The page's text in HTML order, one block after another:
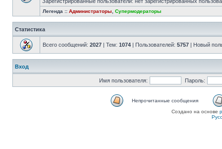
Легенда :: Администраторы Супермодераторы
Статистика
Всего сообщений: 2027 | Тем: 1074 | Пользователей: 5757 | Новый
Вход
Имя пользователя: Пароль:
Непрочитанные сообщения
Создано на основе